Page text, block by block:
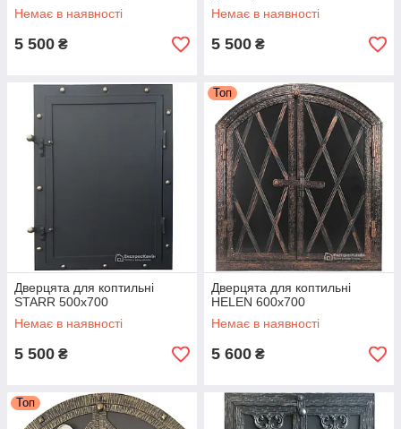
Немає в наявності
5 500 ₴
Немає в наявності
5 500 ₴
Дверцята для коптильні
STARR 500x700
Немає в наявності
5 500 ₴
Топ
Дверцята для коптильні
HELEN 600x700
Немає в наявності
5 600 ₴
Топ